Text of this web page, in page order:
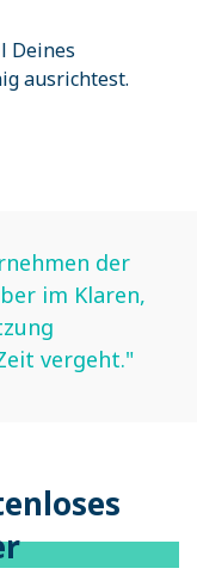
Deines
ausrichtest.
der
im Klaren,
vergeht."